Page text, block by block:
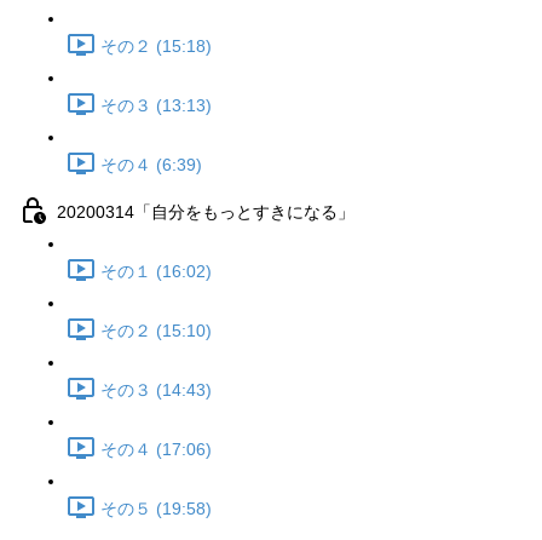
その２ (15:18)
その３ (13:13)
その４ (6:39)
20200314「自分をもっとすきになる」
その１ (16:02)
その２ (15:10)
その３ (14:43)
その４ (17:06)
その５ (19:58)